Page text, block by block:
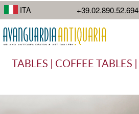
I suoi lavori di street photography
ITA +39.02.890.52.694
TABLES | COFFEE TABLES